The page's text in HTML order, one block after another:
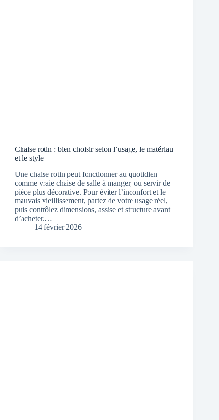
Chaise rotin : bien choisir selon l’usage, le matériau
et le style
Une chaise rotin peut fonctionner au quotidien
comme vraie chaise de salle à manger, ou servir de
pièce plus décorative. Pour éviter l’inconfort et le
mauvais vieillissement, partez de votre usage réel,
puis contrôlez dimensions, assise et structure avant
d’acheter.…
14 février 2026